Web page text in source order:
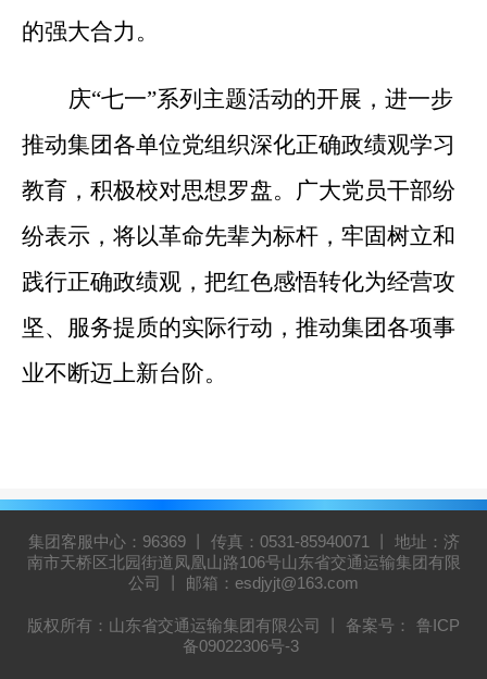
的强大合力。
庆“七一”系列主题活动的开展，进一步
推动集团各单位党组织深化正确政绩观学习
教育，积极校对思想罗盘。广大党员干部纷
纷表示，将以革命先辈为标杆，牢固树立和
践行正确政绩观，把红色感悟转化为经营攻
坚、服务提质的实际行动，推动集团各项事
业不断迈上新台阶。
集团客服中心：96369 丨 传真：0531-85940071 丨 地址：济
南市天桥区北园街道凤凰山路106号山东省交通运输集团有限
公司 丨 邮箱：esdjyjt@163.com
版权所有：山东省交通运输集团有限公司 丨 备案号：
鲁ICP
备09022306号-3